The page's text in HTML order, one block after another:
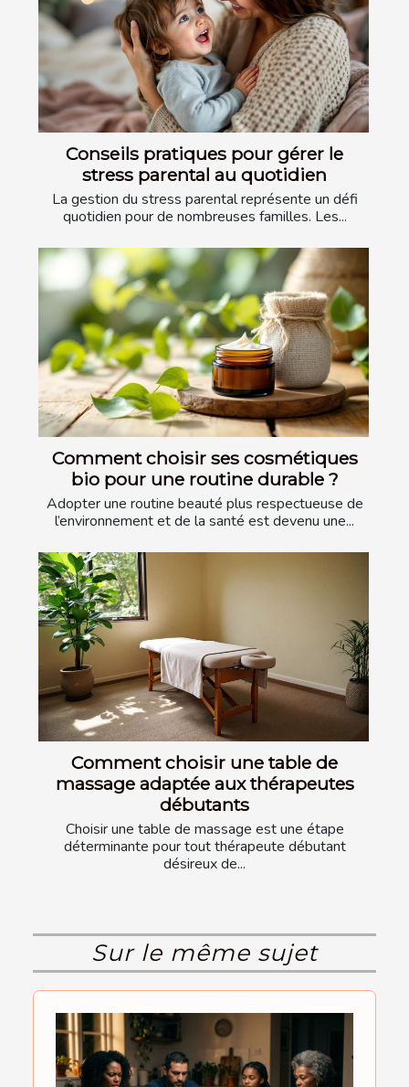
Conseils pratiques pour gérer le
stress parental au quotidien
La gestion du stress parental représente un défi
quotidien pour de nombreuses familles. Les...
Comment choisir ses cosmétiques
bio pour une routine durable ?
Adopter une routine beauté plus respectueuse de
l’environnement et de la santé est devenu une...
Comment choisir une table de
massage adaptée aux thérapeutes
débutants
Choisir une table de massage est une étape
déterminante pour tout thérapeute débutant
désireux de...
Sur le même sujet